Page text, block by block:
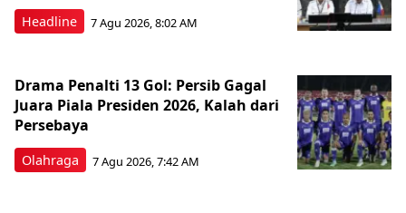
Headline 7 Agu 2026, 8:02 AM
Olahraga
Drama Penalti 13 Gol: Persib Gagal
Juara Piala Presiden 2026, Kalah dari
Persebaya
7 Agu 2026, 7:42 AM